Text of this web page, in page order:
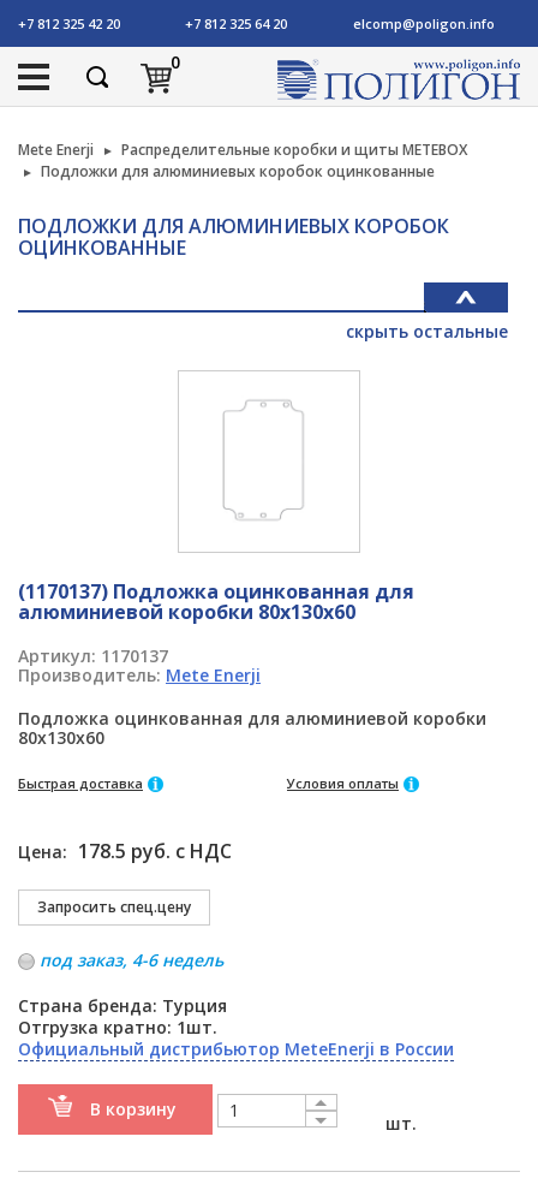
+7 812 325 42 20 +7 812 325 64 20 elcomp@poligon.info
0
Mete Enerji
Распределительные коробки и щиты METEBOX
Подложки для алюминиевых коробок оцинкованные
ПОДЛОЖКИ ДЛЯ АЛЮМИНИЕВЫХ КОРОБОК
ОЦИНКОВАННЫЕ
скрыть остальные
(1170137) Подложка оцинкованная для
алюминиевой коробки 80x130x60
Артикул: 1170137
Производитель: Mete Enerji
Подложка оцинкованная для алюминиевой коробки
80x130x60
Быстрая доставка Условия оплаты
Цена: 178.5 руб. с НДС
под заказ, 4-6 недель
Страна бренда: Турция
Отгрузка кратно: 1шт.
Официальный дистрибьютор MeteEnerji в России
В корзину
шт.